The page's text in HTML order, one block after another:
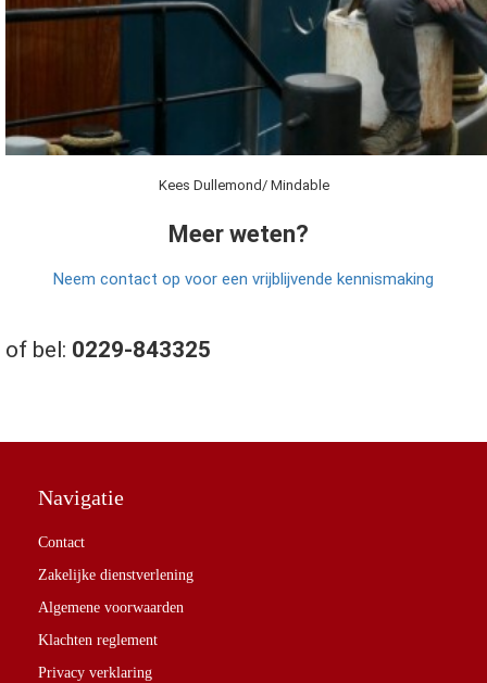
Kees Dullemond/ Mindable
Meer weten?
Neem contact op voor een vrijblijvende kennismaking
of bel: 0229-843325
Navigatie
Contact
Zakelijke dienstverlening
Algemene voorwaarden
Klachten reglement
Privacy verklaring